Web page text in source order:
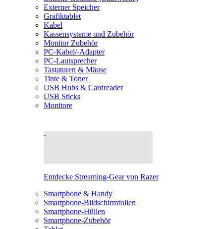
Externer Speicher
Grafiktablet
Kabel
Kassensysteme und Zubehör
Monitor Zubehör
PC-Kabel/-Adapter
PC-Lautsprecher
Tastaturen & Mäuse
Tinte & Toner
USB Hubs & Cardreader
USB Sticks
Monitore
Entdecke Streaming-Gear von Razer
Smartphone & Handy
Smartphone-Bildschirmfolien
Smartphone-Hüllen
Smartphone-Zubehör